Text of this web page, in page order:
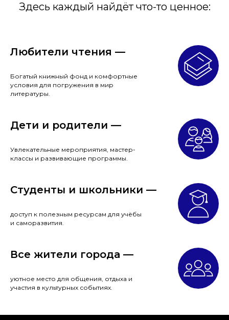
Здесь каждый найдёт что-то ценное:
Любители чтения —
Богатый книжный фонд и комфортные
условия для погружения в мир
литературы.
Дети и родители —
Увлекательные мероприятия, мастер-
классы и развивающие программы.
Студенты и школьники —
доступ к полезным ресурсам для учёбы
и саморазвития.
Все жители города —
уютное место для общения, отдыха и
участия в культурных событиях.